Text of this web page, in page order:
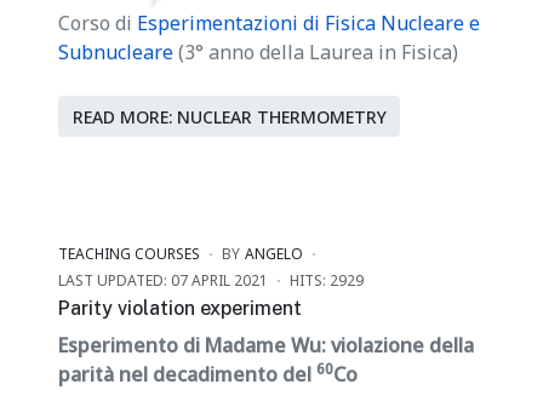
Corso di Esperimentazioni di Fisica Nucleare e
Subnucleare(3° anno della Laurea in Fisica)
READ MORE: NUCLEAR THERMOMETRY
TEACHING COURSES BY ANGELO
LAST UPDATED: 07 APRIL 2021
HITS: 2929
Parity violation experiment
Esperimento di Madame Wu: violazione della
parità nel decadimento del 60Co